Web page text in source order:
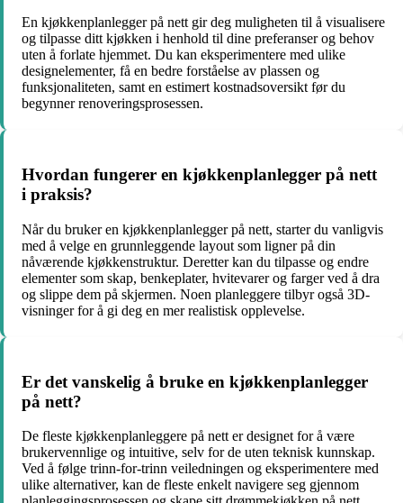
En kjøkkenplanlegger på nett gir deg muligheten til å visualisere
og tilpasse ditt kjøkken i henhold til dine preferanser og behov
uten å forlate hjemmet. Du kan eksperimentere med ulike
designelementer, få en bedre forståelse av plassen og
funksjonaliteten, samt en estimert kostnadsoversikt før du
begynner renoveringsprosessen.
Hvordan fungerer en kjøkkenplanlegger på nett
i praksis?
Når du bruker en kjøkkenplanlegger på nett, starter du vanligvis
med å velge en grunnleggende layout som ligner på din
nåværende kjøkkenstruktur. Deretter kan du tilpasse og endre
elementer som skap, benkeplater, hvitevarer og farger ved å dra
og slippe dem på skjermen. Noen planleggere tilbyr også 3D-
visninger for å gi deg en mer realistisk opplevelse.
Er det vanskelig å bruke en kjøkkenplanlegger
på nett?
De fleste kjøkkenplanleggere på nett er designet for å være
brukervennlige og intuitive, selv for de uten teknisk kunnskap.
Ved å følge trinn-for-trinn veiledningen og eksperimentere med
ulike alternativer, kan de fleste enkelt navigere seg gjennom